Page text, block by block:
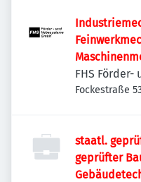
FHS Förder-
Fockestraße
staatl.
geprüfter